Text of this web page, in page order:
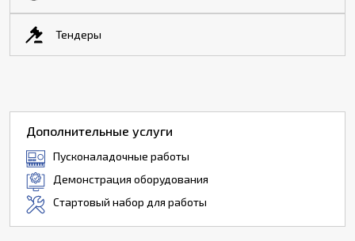
Тендеры
Дополнительные услуги
Пусконаладочные работы
Демонстрация оборудования
Стартовый набор для работы